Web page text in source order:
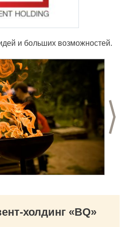
и больших возможностей.
холдинг «BQ»